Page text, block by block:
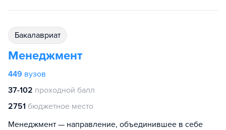
бакалавриат
Менеджмент
449 вузов
37-102 проходной балл
2751 бюджетное место
Менеджмент — направление, объединившее в себе